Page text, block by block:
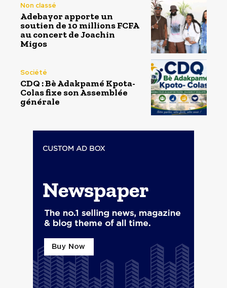
Non classé
Adebayor apporte un
soutien de 10 millions FCFA
au concert de Joachin
Migos
Société
CDQ : Bè Adakpamé Kpota-
Colas fixe son Assemblée
générale